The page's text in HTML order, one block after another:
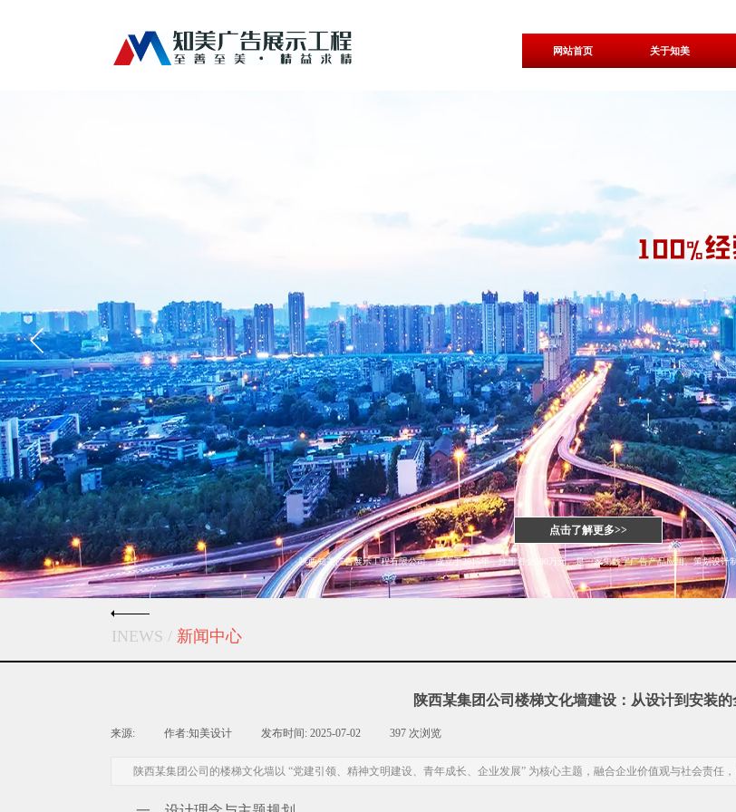
网站首页 关于知美
点击了解更多>>
陕西知美广告展示工程有限公司，成立于2015年，注册资金 580万元。是一家集数字广告产品应用、策划设计
INEWS / 新闻中心
陕西某集团公司楼梯文化墙建设：从设计到安装
来源: 作者:知美设计 发布时间: 2025-07-02 397 次浏览
陕西某集团公司的楼梯文化墙以 “党建引领、精神文明建设、青年成长、企业发展” 为核心主题，融合企业价值观与社会责任